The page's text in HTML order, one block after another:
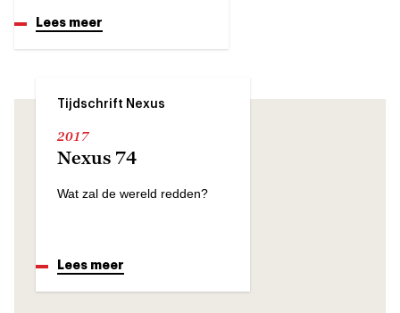
Lees meer
Tijdschrift Nexus
2017
Nexus 74
Wat zal de wereld redden?
Lees meer